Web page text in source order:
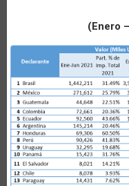
(Enero